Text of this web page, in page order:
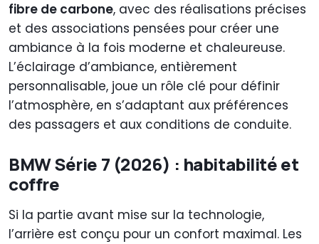
fibre de carbone, avec des réalisations précises
et des associations pensées pour créer une
ambiance à la fois moderne et chaleureuse.
L’éclairage d’ambiance, entièrement
personnalisable, joue un rôle clé pour définir
l’atmosphère, en s’adaptant aux préférences
des passagers et aux conditions de conduite.
BMW Série 7 (2026) : habitabilité et
coffre
Si la partie avant mise sur la technologie,
l’arrière est conçu pour un confort maximal. Les